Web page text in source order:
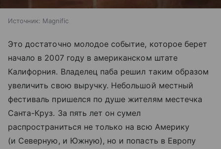
Источник: Magnific
Это достаточно молодое событие, которое берет
начало в 2007 году в американском штате
Калифорния. Владелец паба решил таким образом
увеличить свою выручку. Небольшой местный
фестиваль пришелся по душе жителям местечка
Санта-Круз. За пять лет он сумел
распространиться не только на всю Америку
(и Северную, и Южную), но и попасть в Европу